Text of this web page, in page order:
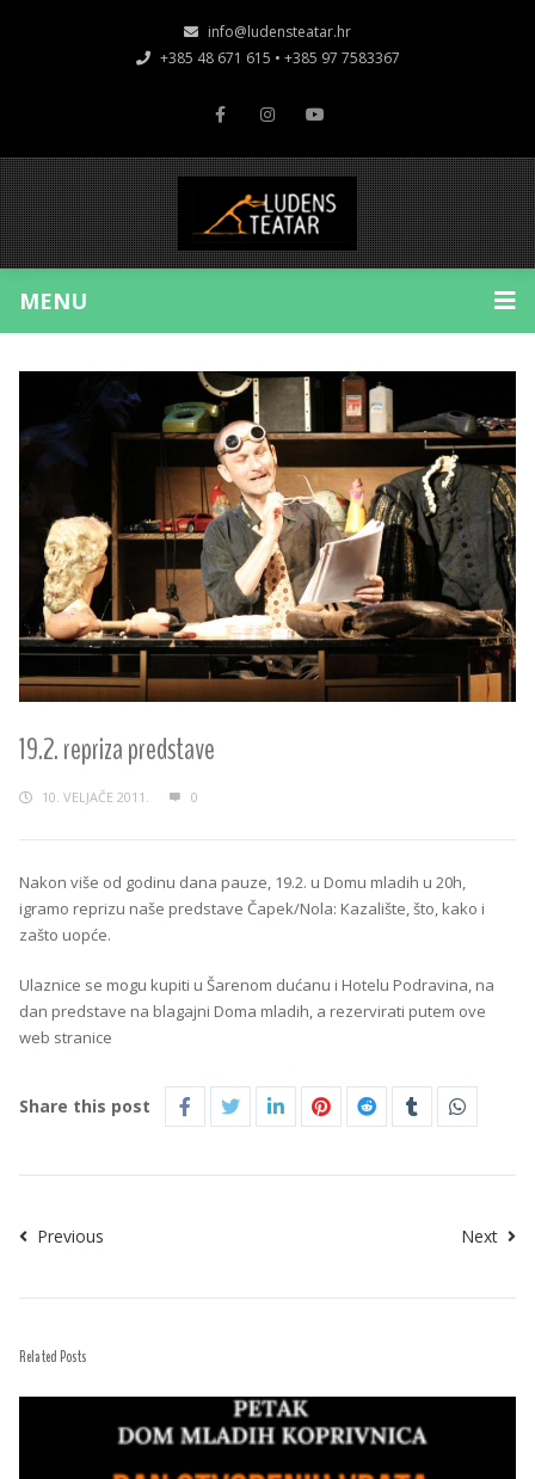
info@ludensteatar.hr
+385 48 671 615 • +385 97 7583367
MENU
19.2. repriza predstave
10. VELJAČE 2011. 0
Nakon više od godinu dana pauze, 19.2. u Domu mladih u 20h,
igramo reprizu naše predstave Čapek/Nola: Kazalište, što, kako i
zašto uopće.
Ulaznice se mogu kupiti u Šarenom dućanu i Hotelu Podravina, na
dan predstave na blagajni Doma mladih, a rezervirati putem ove
web stranice
Share this post
Previous Next
Related Posts